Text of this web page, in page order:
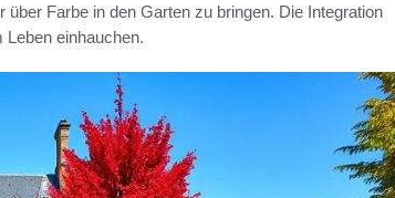
Farbe in den Garten zu bringen. Die Integration
einhauchen.